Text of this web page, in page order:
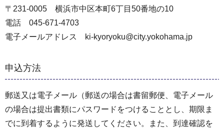
〒231-0005 横浜市中区本町6丁目50番地の10
電話 045-671-4703
電子メールアドレス ki-kyoryoku@city.yokohama.jp
申込方法
郵送又は電子メール（郵送の場合は書留郵便、電子メール
の場合は提出書類にパスワードをつけることとし、期限ま
でに到着するように発送してください。また、到達確認を